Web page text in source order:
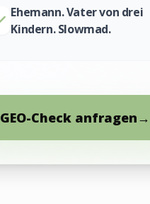
Ehemann. Vater von drei
Kindern. Slowmad.
GEO-Check anfragen→